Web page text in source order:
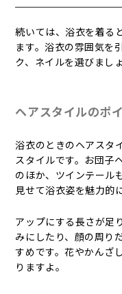
続いては、浴衣を着る
ます。浴衣の雰囲気を
ク、ネイルを選びましょ
ヘアスタイルのポ
浴衣のときのヘアスタ
スタイルです。お団子
のほか、ツインテール
見せて浴衣姿を魅力的
アップにする長さが足
みにしたり、顔の周り
すめです。花やかんざ
りますよ。